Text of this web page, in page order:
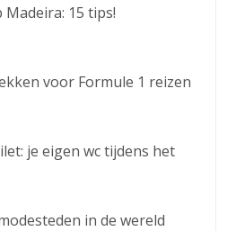
15 tips!
voor Formule 1 reizen
je eigen wc tijdens het
in de wereld